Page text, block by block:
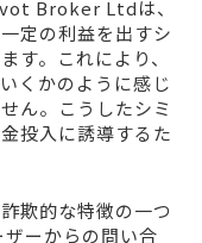
Broker Ltdは、
定の利益を出すシ
す。これにより、
くかのように感じ
ん。こうしたシミ
投入に誘導するた
欺的な特徴の一つ
ーからの問い合